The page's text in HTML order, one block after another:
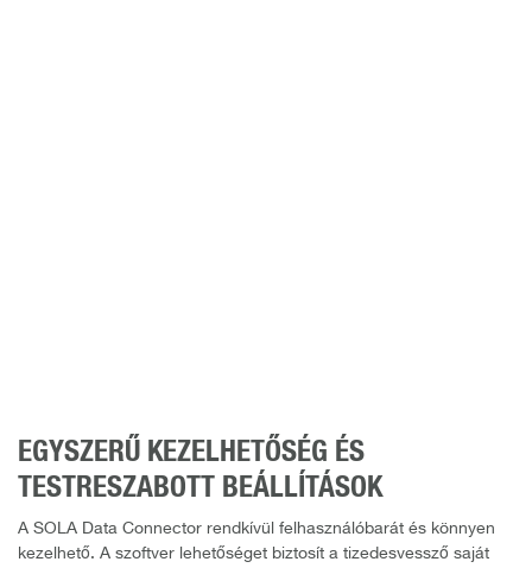
EGYSZERŰ KEZELHETŐSÉG ÉS
TESTRESZABOTT BEÁLLÍTÁSOK
A SOLA Data Connector rendkívül felhasználóbarát és könnyen
kezelhető. A szoftver lehetőséget biztosít a tizedesvessző saját